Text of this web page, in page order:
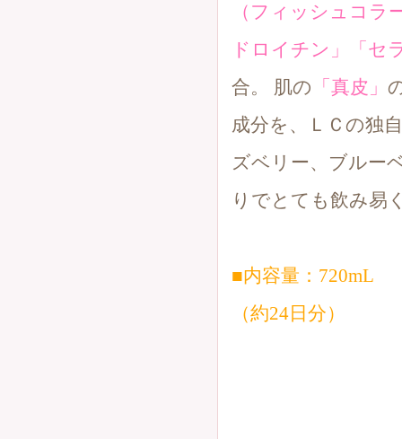
（フィッシュコラ
ドロイチン」
「セ
合。 肌の 「真皮」
成分を、ＬＣの独
ズベリー、ブルー
りでとても飲み易
■内容量：720mL
（約24日分）